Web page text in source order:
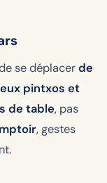
se déplacerde
pintxos et
de table, pas
, gestes